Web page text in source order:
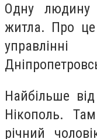
Одну людину
житла. Про
Найбільше
Нікополь.
річний